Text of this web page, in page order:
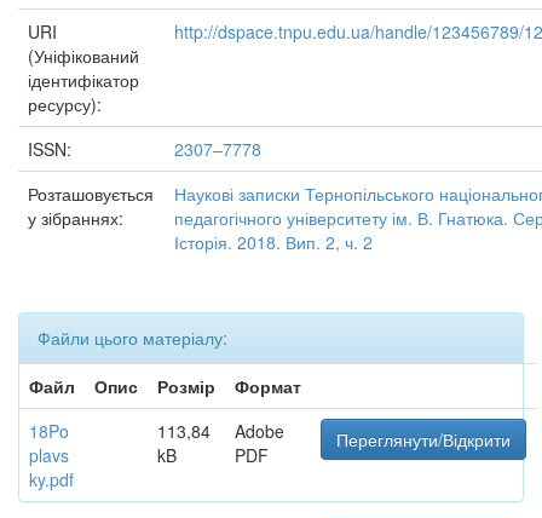
URI
(Уніфікований
ідентифікатор
ресурсу):
http://dspace.tnpu.edu.ua/handle/123456789/
ISSN:
2307–7778
Розташовується
у зібраннях:
Наукові записки Тернопільського
педагогічного університету ім. В. Гнатюка.
Історія. 2018. Вип. 2, ч. 2
Файли цього матеріалу:
Файл
Опис Розмір
Формат
18Po
plavs
ky.pdf
113,84
kB
Adobe
PDF
Переглянути/Відкрити